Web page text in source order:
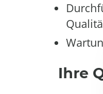
Ihre